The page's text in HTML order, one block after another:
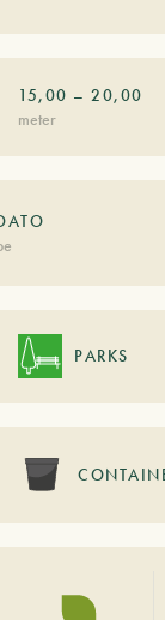
15,00 –20,00
meter
PARKS